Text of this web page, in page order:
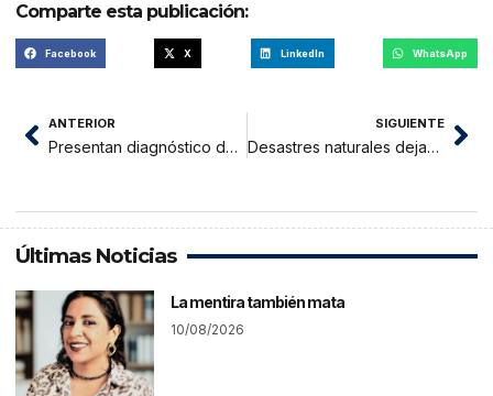
Comparte esta publicación:
Facebook X LinkedIn WhatsApp
ANTERIOR
Presentan diagnóstico del Sistema de Control Interno del sector Agricultura
SIGUIENTE
Desastres naturales dejan hasta el momento 359,982 afectados
Últimas Noticias
La mentira también mata
10/08/2026